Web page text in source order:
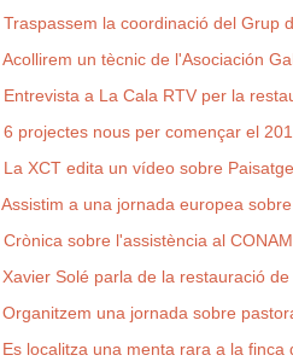
Traspassem la coordinació del Grup
Acollirem un tècnic de l'Asociación
Entrevista a La Cala RTV per la
6 projectes nous per començar el
La XCT edita un vídeo sobre
Assistim a una jornada europea
Crònica sobre l'assistència al
Xavier Solé parla de la restauració
Organitzem una jornada sobre
Es localitza una menta rara a la finca